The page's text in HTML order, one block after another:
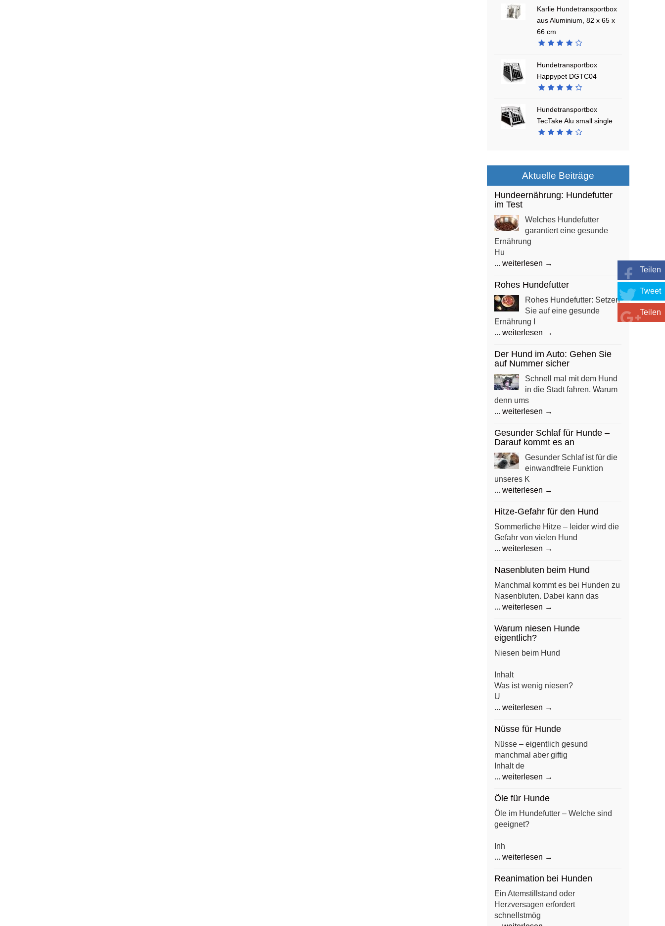
Teilen
Tweet
Teilen
Karlie Hundetransportbox
aus Aluminium, 82 x 65 x
66 cm
Hundetransportbox
Happypet DGTC04
Hundetransportbox
TecTake Alu small single
Aktuelle Beiträge
Hundeernährung: Hundefutter
im Test
Welches Hundefutter
garantiert eine gesunde
Ernährung
Hu
... weiterlesen →
Rohes Hundefutter
Rohes Hundefutter: Setzen
Sie auf eine gesunde
Ernährung I
... weiterlesen →
Der Hund im Auto: Gehen Sie
auf Nummer sicher
Schnell mal mit dem Hund
in die Stadt fahren. Warum
denn ums
... weiterlesen →
Gesunder Schlaf für Hunde –
Darauf kommt es an
Gesunder Schlaf ist für die
einwandfreie Funktion
unseres K
... weiterlesen →
Hitze-Gefahr für den Hund
Sommerliche Hitze – leider wird die
Gefahr von vielen Hund
... weiterlesen →
Nasenbluten beim Hund
Manchmal kommt es bei Hunden zu
Nasenbluten. Dabei kann das
... weiterlesen →
Warum niesen Hunde
eigentlich?
Niesen beim Hund
Inhalt
Was ist wenig niesen?
U
... weiterlesen →
Nüsse für Hunde
Nüsse – eigentlich gesund
manchmal aber giftig
Inhalt de
... weiterlesen →
Öle für Hunde
Öle im Hundefutter – Welche sind
geeignet?
Inh
... weiterlesen →
Reanimation bei Hunden
Ein Atemstillstand oder
Herzversagen erfordert
schnellstmög